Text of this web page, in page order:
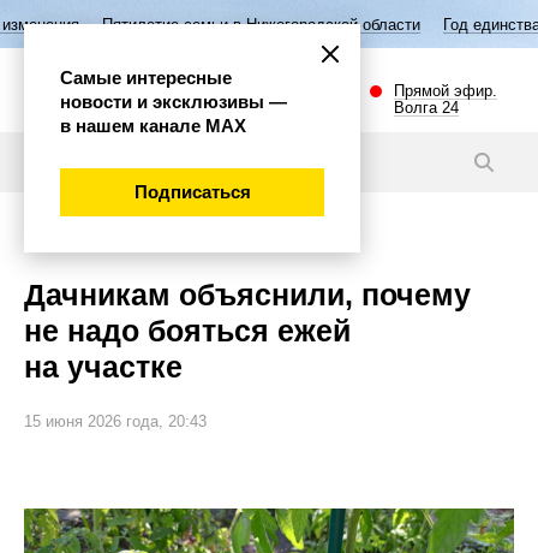
семьи в Нижегородской области Год единства народов России
Прямой эфир.
Волга 24
Дачникам объяснили, почему
не надо бояться ежей
на участке
15 июня 2026 года, 20:43
Самые интересные
новости и эксклюзивы —
в нашем канале МАХ
Подписаться